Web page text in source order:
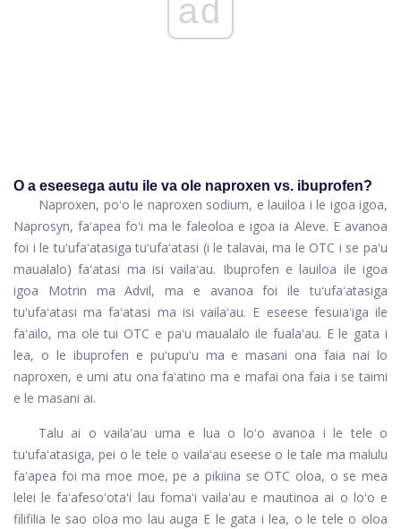
ad
O a eseesega autu ile va ole naproxen vs. ibuprofen?
Naproxen, poʻo le naproxen sodium, e lauiloa i le igoa igoa,
Naprosyn, faʻapea foʻi ma le faleoloa e igoa ia Aleve. E avanoa
foi i le tuʻufaʻatasiga tuʻufaʻatasi (i le talavai, ma le OTC i se paʻu
maualalo) faʻatasi ma isi vailaʻau. Ibuprofen e lauiloa ile igoa
igoa Motrin ma Advil, ma e avanoa foi ile tuʻufaʻatasiga
tuʻufaʻatasi ma faʻatasi ma isi vailaʻau. E eseese fesuiaʻiga ile
faʻailo, ma ole tui OTC e paʻu maualalo ile fualaʻau. E le gata i
lea, o le ibuprofen e puʻupuʻu ma e masani ona faia nai lo
naproxen, e umi atu ona faʻatino ma e mafai ona faia i se taimi
e le masani ai.
Talu ai o vailaʻau uma e lua o loʻo avanoa i le tele o
tuʻufaʻatasiga, pei o le tele o vailaʻau eseese o le tale ma malulu
faʻapea foi ma moe moe, pe a pikiina se OTC oloa, o se mea
lelei le faʻafesoʻotaʻi lau fomaʻi vailaʻau e mautinoa ai o loʻo e
filifilia le sao oloa mo lau auga E le gata i lea, o le tele o oloa